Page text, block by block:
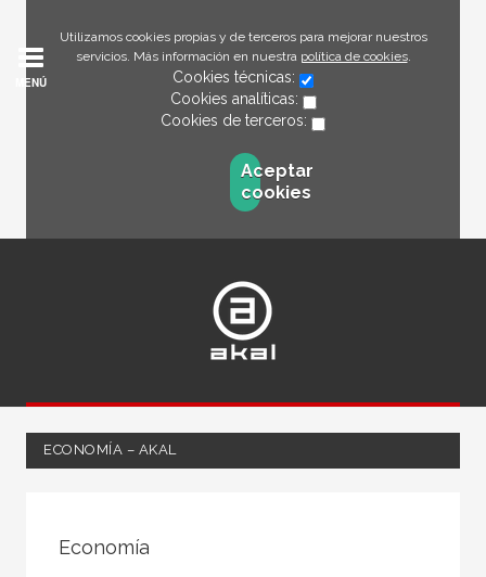
Utilizamos cookies propias y de terceros para mejorar nuestros
servicios. Más información en nuestra política de cookies.
Cookies técnicas:
Cookies analíticas:
Cookies de terceros:
Aceptar
cookies
MENÚ
ECONOMÍA – AKAL
Ciencias humanas y sociales
Economía